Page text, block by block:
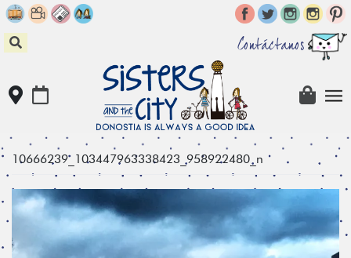
Skip
to
content
Contáctanos
10666239_103447963338423_958922480_n